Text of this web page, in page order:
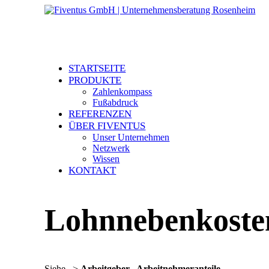
STARTSEITE
PRODUKTE
Zahlenkompass
Fußabdruck
REFERENZEN
ÜBER FIVENTUS
Unser Unternehmen
Netzwerk
Wissen
KONTAKT